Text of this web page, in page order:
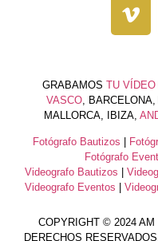
GRABAMOS TU
VASCO ,
MALLORCA, IBIZA,
Fotógrafo Bautizos
Fotógrafo
Videografo Bautizos
Videografo Eventos
COPYRIGHT © 2024 AM
DERECHOS